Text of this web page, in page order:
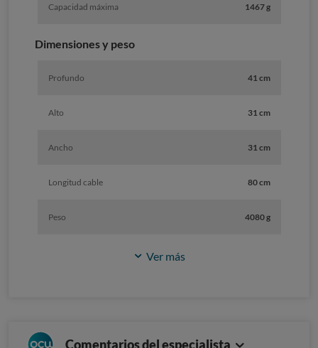
Capacidad máxima 1467 g
Dimensiones y peso
Profundo 41 cm
Alto 31 cm
Ancho 31 cm
Longitud cable 80 cm
Peso 4080 g
Ver más
Comentarios del especialista